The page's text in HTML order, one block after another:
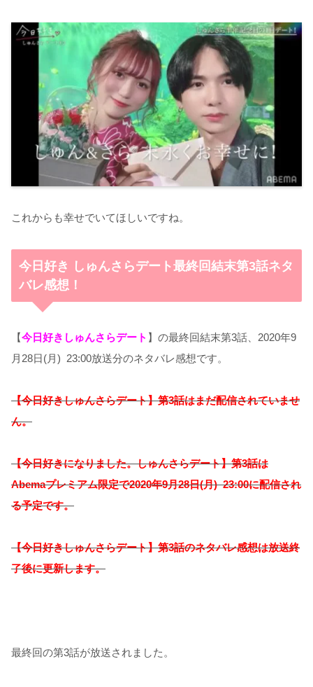
これからも幸せでいてほしいですね。
今日好き しゅんさらデート最終回結末第3話ネタ
バレ感想！
【今日好きしゅんさらデート 】の最終回結末第3話、2020年9
月28日(月) 23:00放送分のネタバレ感想です。
【今日好きしゅんさらデート】第3話はまだ配信されていませ
ん。
【今日好きになりました。しゅんさらデート】第3話は
Abemaプレミアム限定で2020年9月28日(月) 23:00に配信され
る予定です。
【今日好きしゅんさらデート】第3話のネタバレ感想は放送終
了後に更新します。
最終回の第3話が放送されました。